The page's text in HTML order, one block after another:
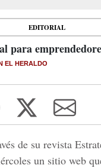
EDITORIAL
para
EL HERALDO
de su revista
un sitio web